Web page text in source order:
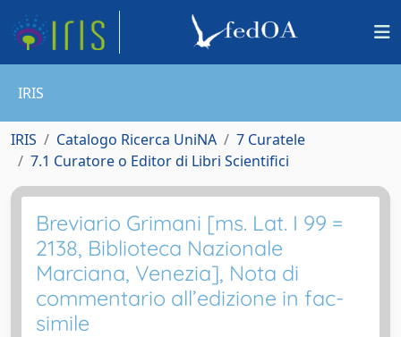
IRIS
IRIS Catalogo Ricerca UniNA
7 Curatele
7.1 Curatore o Editor di Libri Scientifici
Breviario Grimani [ms. Lat. I 99 =
2138, Biblioteca Nazionale
Marciana, Venezia], Nota di
commentario all’edizione in fac-
simile